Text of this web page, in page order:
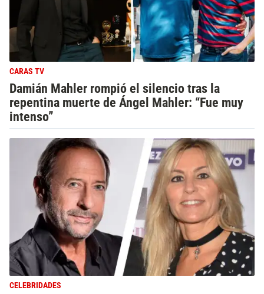
CARAS TV
Damián Mahler rompió el silencio tras la
repentina muerte de Ángel Mahler: “Fue muy
intenso”
CELEBRIDADES